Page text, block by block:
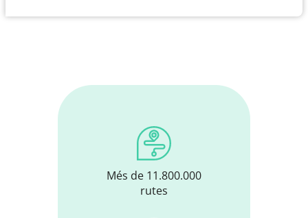
Més de 11.800.000
rutes